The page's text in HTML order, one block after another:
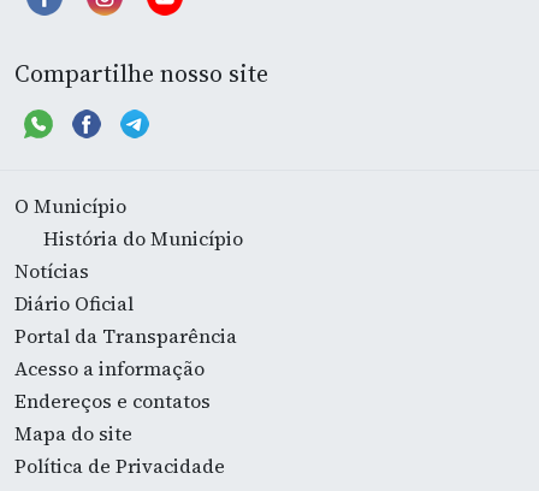
Compartilhe nosso site
O Município
História do Município
Notícias
Diário Oficial
Portal da Transparência
Acesso a informação
Endereços e contatos
Mapa do site
Política de Privacidade